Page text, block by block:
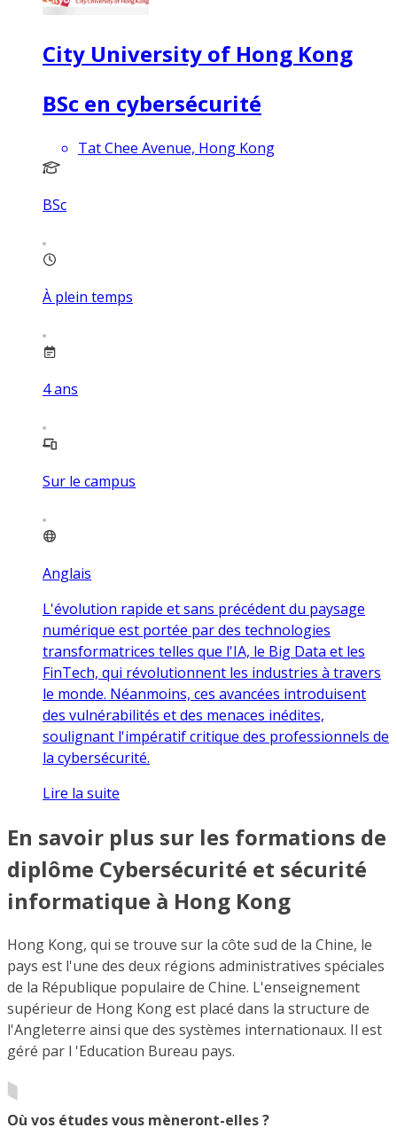
City University of Hong Kong
BSc en cybersécurité
Tat Chee Avenue, Hong Kong
BSc
À plein temps
4ans
Sur le campus
Anglais
L'évolution rapide et sans précédent du paysage
numérique est portée par des technologies
transformatrices telles que l'IA, le Big Data et les
FinTech, qui révolutionnent les industries à travers
le monde. Néanmoins, ces avancées introduisent
des vulnérabilités et des menaces inédites,
soulignant l'impératif critique des professionnels de
la cybersécurité.
Lire la suite
En savoir plus sur les formations de
diplôme Cybersécurité et sécurité
informatique à Hong Kong
Hong Kong, qui se trouve sur la côte sud de la Chine, le
pays est l'une des deux régions administratives spéciales
de la République populaire de Chine. L'enseignement
supérieur de Hong Kong est placé dans la structure de
l'Angleterre ainsi que des systèmes internationaux. Il est
géré par l 'Education Bureau pays.
Où vos études vous mèneront-elles ?